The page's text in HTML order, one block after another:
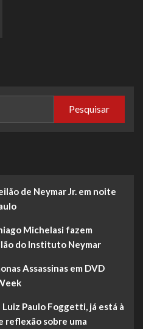
Pesquisar
de Neymar Jr. em noite
Michelasi fazem
do Instituto Neymar
Assassinas em DVD
Luiz Paulo Foggetti, já está à
reflexão sobre uma